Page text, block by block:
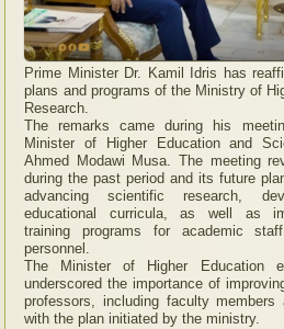
Prime Minister Dr. Kamil Idris has
plans and programs of the Ministry of
Research.
The remarks came during his
Minister of Higher Education and
Ahmed Modawi Musa. The meeting
during the past period and its future
advancing scientific research,
educational curricula, as well as
training programs for academic
personnel.
The Minister of Higher Education
underscored the importance of
professors, including faculty
with the plan initiated by the ministry.